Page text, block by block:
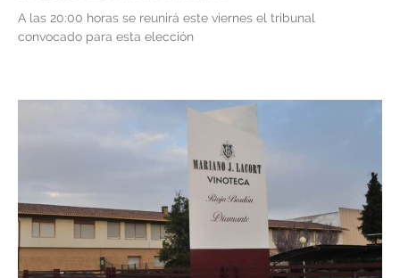
A las 20:00 horas se reunirá este viernes el tribunal
convocado para esta elección